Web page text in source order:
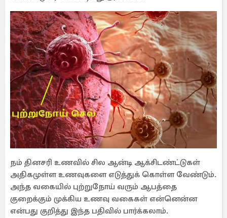
நம் தினசரி உணவில் சில ஆன்டி ஆக்சிடண்ட்டுகள்
அதிகமுள்ள உணவுகளை எடுத்துக் கொள்ள வேண்டும்.
அந்த வகையில் புற்றுநோய் வரும் ஆபத்தை
குறைக்கும் முக்கிய உணவு வகைகள் என்னென்ன
என்பது குறித்து இந்த பதிவில் பார்க்கலாம்.